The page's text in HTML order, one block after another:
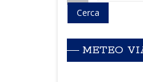
METEO